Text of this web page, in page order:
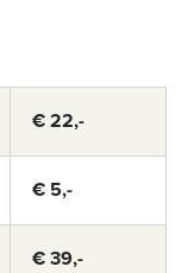
€ 22,-
€ 5,-
€ 39,-